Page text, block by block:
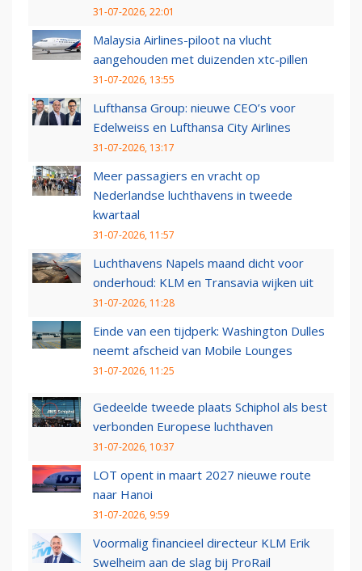
31-07-2026, 22:01
Malaysia Airlines-piloot na vlucht
aangehouden met duizenden xtc-pillen
31-07-2026, 13:55
Lufthansa Group: nieuwe CEO’s voor
Edelweiss en Lufthansa City Airlines
31-07-2026, 13:17
Meer passagiers en vracht op
Nederlandse luchthavens in tweede
kwartaal
31-07-2026, 11:57
Luchthavens Napels maand dicht voor
onderhoud: KLM en Transavia wijken uit
31-07-2026, 11:28
Einde van een tijdperk: Washington Dulles
neemt afscheid van Mobile Lounges
31-07-2026, 11:25
Gedeelde tweede plaats Schiphol als best
verbonden Europese luchthaven
31-07-2026, 10:37
LOT opent in maart 2027 nieuwe route
naar Hanoi
31-07-2026, 9:59
Voormalig financieel directeur KLM Erik
Swelheim aan de slag bij ProRail